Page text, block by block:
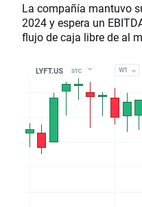
La compañía mantuvo
2024 y espera un
flujo de caja libre de al